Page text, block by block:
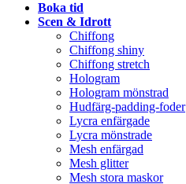
Boka tid
Scen & Idrott
Chiffong
Chiffong shiny
Chiffong stretch
Hologram
Hologram mönstrad
Hudfärg-padding-foder
Lycra enfärgade
Lycra mönstrade
Mesh enfärgad
Mesh glitter
Mesh stora maskor